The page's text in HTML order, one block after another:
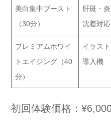
美白集中ブースト
（30分）
肝斑・
沈着対応
プレミアムホワイ
トエイジング（40
分）
イラス
導入機
初回体験価格：